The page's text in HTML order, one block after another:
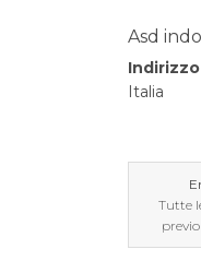
Asd
Italia
Tutte